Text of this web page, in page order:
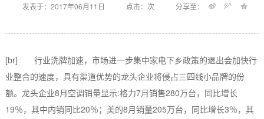
发表于：2017年06月11日 点击：次 分享至：
[br] 行业洗牌加速，市场进一步集中家电下乡政策的退出会加快行
业整合的速度，具有渠道优势的龙头企业将侵占三四线小品牌的份
额。龙头企业8月空调销量显示:格力7月销售280万台，同比增长
19％，其中内销同比20％；美的8月销量205万台，同比增长3％，其